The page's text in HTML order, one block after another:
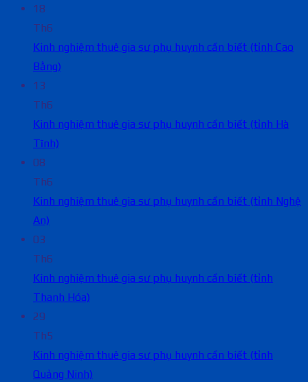
18
Th6
Kinh nghiệm thuê gia sư phụ huynh cần biết (tỉnh Cao
Bằng)
13
Th6
Kinh nghiệm thuê gia sư phụ huynh cần biết (tỉnh Hà
Tĩnh)
08
Th6
Kinh nghiệm thuê gia sư phụ huynh cần biết (tỉnh Nghệ
An)
03
Th6
Kinh nghiệm thuê gia sư phụ huynh cần biết (tỉnh
Thanh Hóa)
29
Th5
Kinh nghiệm thuê gia sư phụ huynh cần biết (tỉnh
Quảng Ninh)